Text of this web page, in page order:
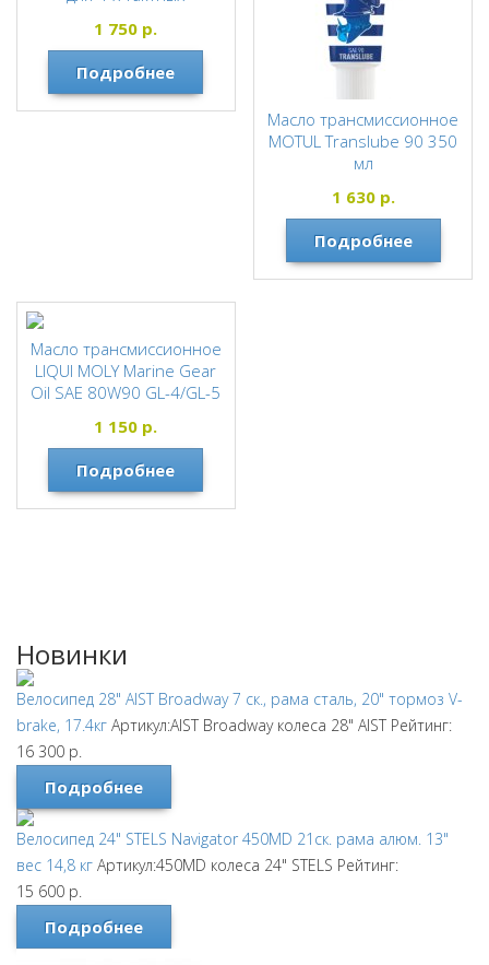
MOTUL
1 750 р.
Подробнее
Масло трансмиссионное
MOTUL Translube 90 350
мл
MOTUL
1 630р.
Подробнее
Масло трансмиссионное
LIQUI MOLY Marine Gear
Oil SAE 80W90 GL-4/GL-5
MOTUL
1 150 р.
Подробнее
Новинки
Велосипед 28" AIST Broadway 7 ск., рама сталь, 20" тормоз V-
brake, 17.4кг Артикул:AIST Broadway колеса 28" AIST Рейтинг:
16 300 р.
Подробнее
Велосипед 24" STELS Navigator 450MD 21ск. рама алюм. 13"
вес 14,8 кг Артикул:450MD колеса 24" STELS Рейтинг:
15 600 р.
Подробнее